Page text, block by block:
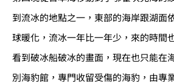
到流冰的地點之一，東部的海岸跟湖面
球暖化，流冰一年比一年少，來的時間
看到破冰船破冰的畫面，現在也只能在
別海豹館，專門收留受傷的海豹，由專